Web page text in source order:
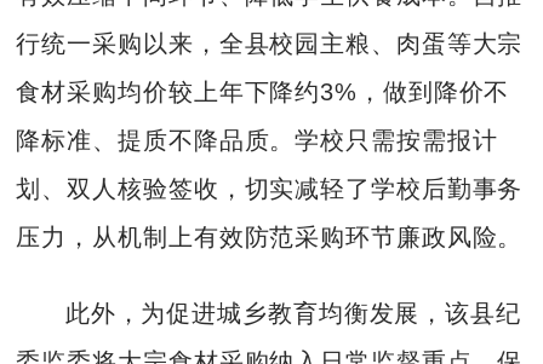
行统一采购以来，全县校园主粮、肉蛋等大宗
食材采购均价较上年下降约3%，做到降价不
降标准、提质不降品质。学校只需按需报计
划、双人核验签收，切实减轻了学校后勤事务
压力，从机制上有效防范采购环节廉政风险。
此外，为促进城乡教育均衡发展，该县纪